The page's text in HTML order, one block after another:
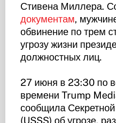
Стивена Миллера.
документам,
обвинение по трем
угрозу жизни
должностных лиц.
27 июня в 23:30 по
времени Trump
сообщила
(USSS) об угрозе,